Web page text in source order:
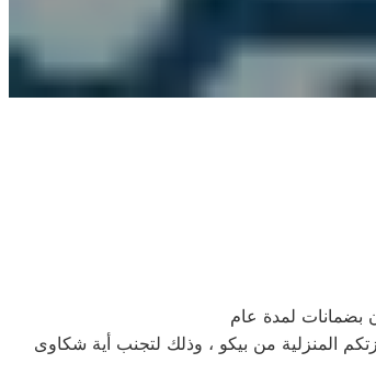
بضمانات لمدة عام
المنزلية من بيكو ، وذلك لتجنب أية شكاوى